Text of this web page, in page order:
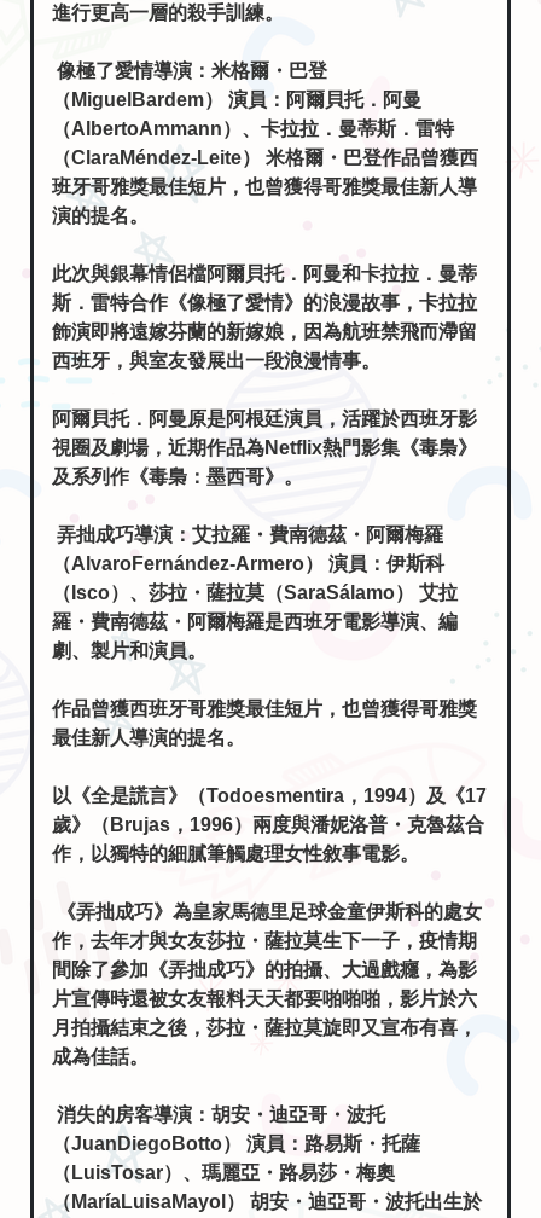
進行更高一層的殺手訓練。
像極了愛情導演：米格爾・巴登
（MiguelBardem） 演員：阿爾貝托．阿曼
（AlbertoAmmann）、卡拉拉．曼蒂斯．雷特
（ClaraMéndez-Leite） 米格爾・巴登作品曾獲西
班牙哥雅獎最佳短片，也曾獲得哥雅獎最佳新人導
演的提名。
此次與銀幕情侶檔阿爾貝托．阿曼和卡拉拉．曼蒂
斯．雷特合作《像極了愛情》的浪漫故事，卡拉拉
飾演即將遠嫁芬蘭的新嫁娘，因為航班禁飛而滯留
西班牙，與室友發展出一段浪漫情事。
阿爾貝托．阿曼原是阿根廷演員，活躍於西班牙影
視圈及劇場，近期作品為Netflix熱門影集《毒梟》
及系列作《毒梟：墨西哥》。
弄拙成巧導演：艾拉羅・費南德茲・阿爾梅羅
（AlvaroFernández-Armero） 演員：伊斯科
（Isco）、莎拉・薩拉莫（SaraSálamo） 艾拉
羅・費南德茲・阿爾梅羅是西班牙電影導演、編
劇、製片和演員。
作品曾獲西班牙哥雅獎最佳短片，也曾獲得哥雅獎
最佳新人導演的提名。
以《全是謊言》（Todoesmentira，1994）及《17
歲》（Brujas，1996）兩度與潘妮洛普・克魯茲合
作，以獨特的細膩筆觸處理女性敘事電影。
《弄拙成巧》為皇家馬德里足球金童伊斯科的處女
作，去年才與女友莎拉・薩拉莫生下一子，疫情期
間除了參加《弄拙成巧》的拍攝、大過戲癮，為影
片宣傳時還被女友報料天天都要啪啪啪，影片於六
月拍攝結束之後，莎拉・薩拉莫旋即又宣布有喜，
成為佳話。
消失的房客導演：胡安・迪亞哥・波托
（JuanDiegoBotto） 演員：路易斯・托薩
（LuisTosar）、瑪麗亞・路易莎・梅奧
（MaríaLuisaMayol） 胡安・迪亞哥・波托出生於